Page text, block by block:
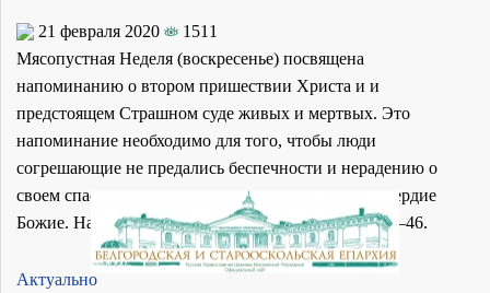
21 февраля 2020
1511
Мясопустная Неделя (воскресенье) посвящена
напоминанию о втором пришествии Христа и и
предстоящем Страшном суде живых и мертвых. Это
напоминание необходимо для того, чтобы люди
согрешающие не предались беспечности и нерадению о
своем спасении в надежде на неизреченное милосердие
Божие. На Литургии читается отрывок Мф. 25:31—46.
Актуально